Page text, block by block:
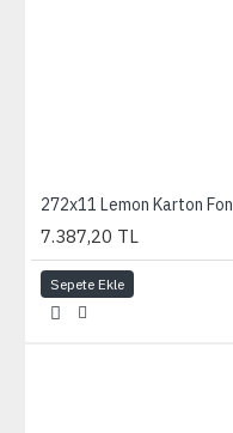
272x11 Lemon Karton Fon
7.387,20 TL
Sepete Ekle